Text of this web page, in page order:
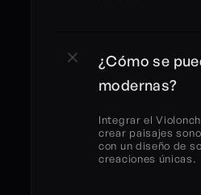
¿Cómo se
modernas?
Integrar el
crear paisajes
con un diseño de
creaciones únicas.